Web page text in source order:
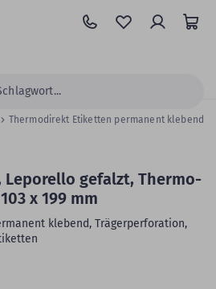
Thermodirekt Etiketten permanent klebend
gefalzt, Thermo-
x 199 mm
klebend, Trägerperforation,